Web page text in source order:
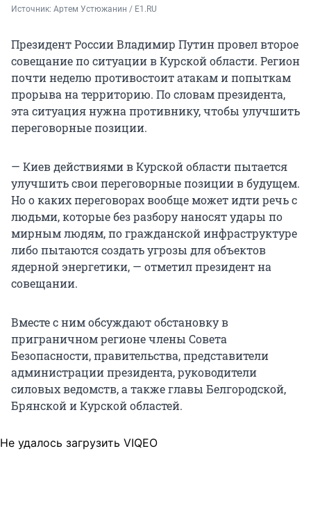
Источник: Артем Устюжанин / E1.RU
Президент России Владимир Путин провел второе
совещание по ситуации в Курской области. Регион
почти неделю противостоит атакам и попыткам
прорыва на территорию. По словам президента,
эта ситуация нужна противнику, чтобы улучшить
переговорные позиции.
— Киев действиями в Курской области пытается
улучшить свои переговорные позиции в будущем.
Но о каких переговорах вообще может идти речь с
людьми, которые без разбору наносят удары по
мирным людям, по гражданской инфраструктуре
либо пытаются создать угрозы для объектов
ядерной энергетики, — отметил президент на
совещании.
Вместе с ним обсуждают обстановку в
приграничном регионе члены Совета
Безопасности, правительства, представители
администрации президента, руководители
силовых ведомств, а также главы Белгородской,
Брянской и Курской областей.
Не удалось загрузить VIQEO